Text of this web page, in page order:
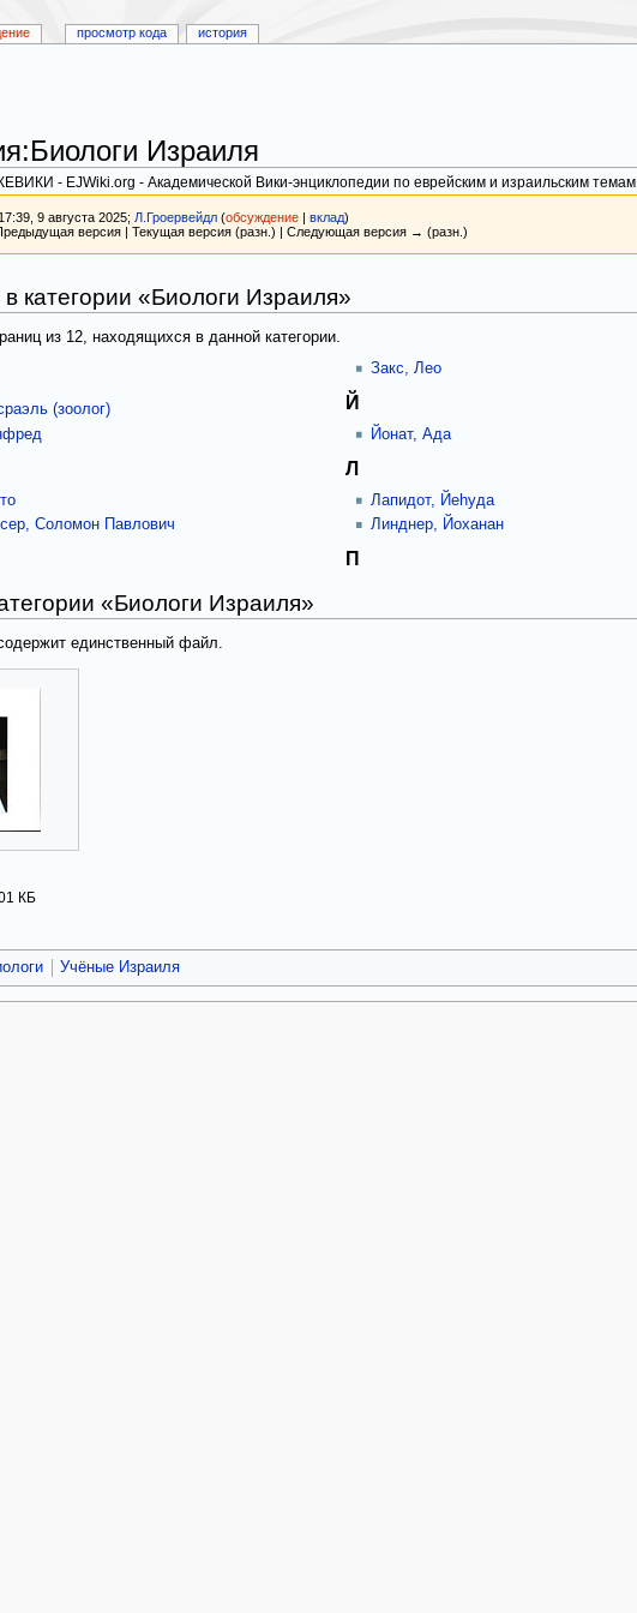
:Биологи Израиля
- EJWiki.org - Академической Вики-энциклопедии по еврейским и израильским темам
9 августа 2025; Л.Гроервейдл (обсуждение| вклад)
версия | Текущая версия (разн.) | Следующая версия → (разн.)
категории «Биологи Израиля»
из 12, находящихся в данной категории.
(зоолог)
Соломон Павлович
Закс, Лео
Й
Йонат, Ада
Л
Лапидот, Йеhуда
Линднер, Йоханан
П
«Биологи Израиля»
единственный файл.
КБ
Учёные Израиля
просмотр кода история